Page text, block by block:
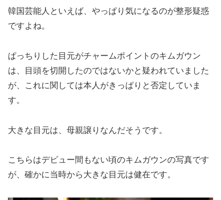
韓国芸能人といえば、やっぱり気になるのが整形疑惑
ですよね。
ぱっちりした目元がチャームポイントのキムガウン
は、目頭を切開したのではないかと疑われていました
が、これに関しては本人がきっぱりと否定していま
す。
大きな目元は、母親譲りなんだそうです。
こちらはデビュー間もない頃のキムガウンの写真です
が、確かに当時から大きな目元は健在です。